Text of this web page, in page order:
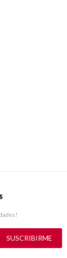
SUSCRIBIRME